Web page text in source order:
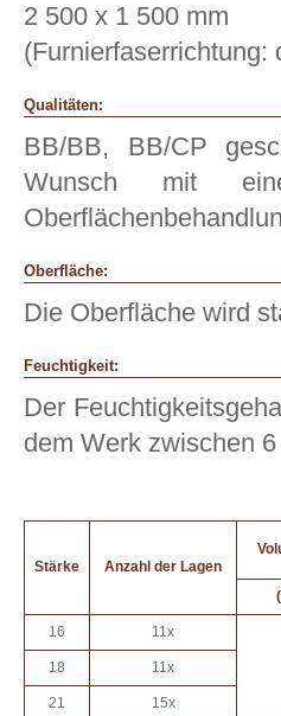
2 500 x 1 500 mm
(Furnierfaserrichtung:
Qualitäten:
BB/BB, BB/CP
Wunsch mit
Oberfläche:
Die Oberfläche wird
Feuchtigkeit:
Der
dem Werk zwischen
Stärke Anzahl der Lagen
16 11x
18 11x
21 15x